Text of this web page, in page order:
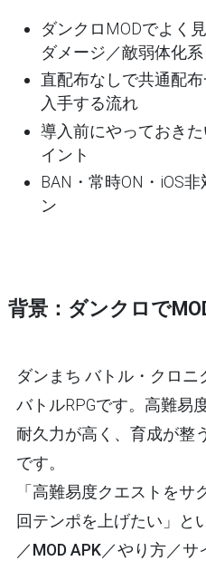
ダンクロMODでよく
ダメージ／敵弱体化系
直配布なしで共通配布
入手する流れ
導入前にやっておき
イント
BAN・常時ON・iOS
ン
背景：ダンクロで
ダンまち バトル・クロ
バトルRPGです。高難易
耐久力が高く、育成が整
です。
「高難易度クエストをサ
回テンポを上げたい」と
／MOD APK／やり方／サ